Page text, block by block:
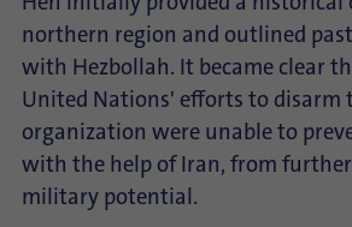
northern region and outlined
with Hezbollah. It became clear
United Nations' efforts to disarm
organization were unable to
with the help of Iran, from
military potential.